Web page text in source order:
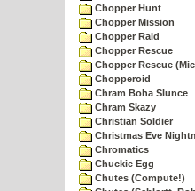
Chopper Hunt
Chopper Mission
Chopper Raid
Chopper Rescue
Chopper Rescue
Chopperoid
Chram Boha Slunce
Chram Skazy
Christian Soldier
Christmas Eve
Chromatics
Chuckie Egg
Chutes (Compute!)